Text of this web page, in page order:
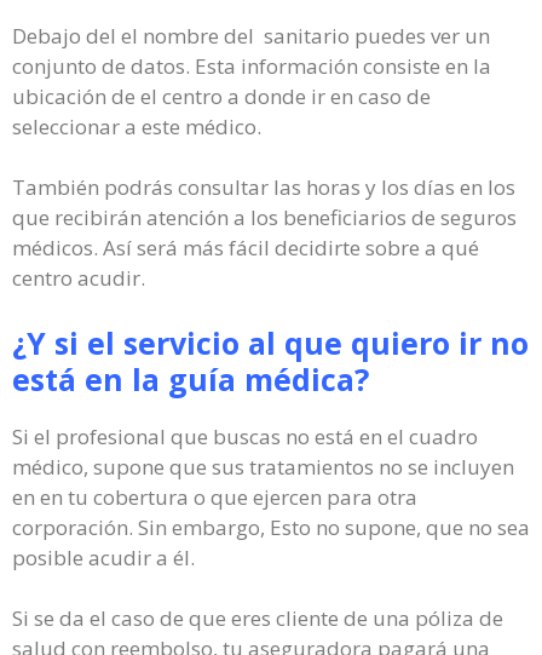
Debajo del el nombre del sanitario puedes ver un
conjunto de datos. Esta información consiste en la
ubicación de el centro a donde ir en caso de
seleccionar a este médico.
También podrás consultar las horas y los días en los
que recibirán atención a los beneficiarios de seguros
médicos. Así será más fácil decidirte sobre a qué
centro acudir.
¿Y si el servicio al que quiero ir no
está en la guía médica?
Si el profesional que buscas no está en el cuadro
médico, supone que sus tratamientos no se incluyen
en en tu cobertura o que ejercen para otra
corporación. Sin embargo, Esto no supone, que no sea
posible acudir a él.
Si se da el caso de que eres cliente de una póliza de
salud con reembolso, tu aseguradora pagará una